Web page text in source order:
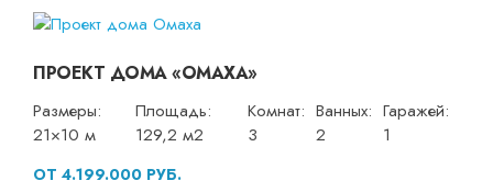
ПРОЕКТ ДОМА «ОМАХА»
Размеры:
21×10 м
Площадь:
129,2 м2
Комнат:
3
Ванных:
2
Гаражей:
1
ОТ 4.199.000 РУБ.